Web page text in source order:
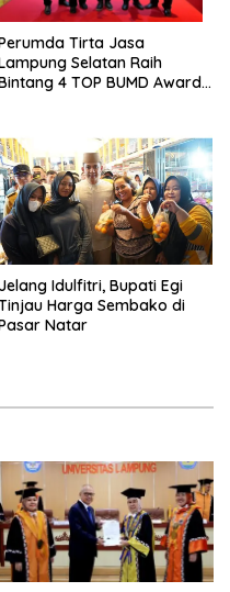
Tirta Jasa
Selatan Raih
4 TOP BUMD Awards
Jelang Idulfitri, Bupati Egi
Harga Sembako di
Natar